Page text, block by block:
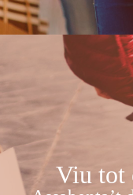
Viu tot